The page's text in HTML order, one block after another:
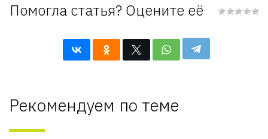
Помогла статья? Оцените её
Рекомендуем по теме